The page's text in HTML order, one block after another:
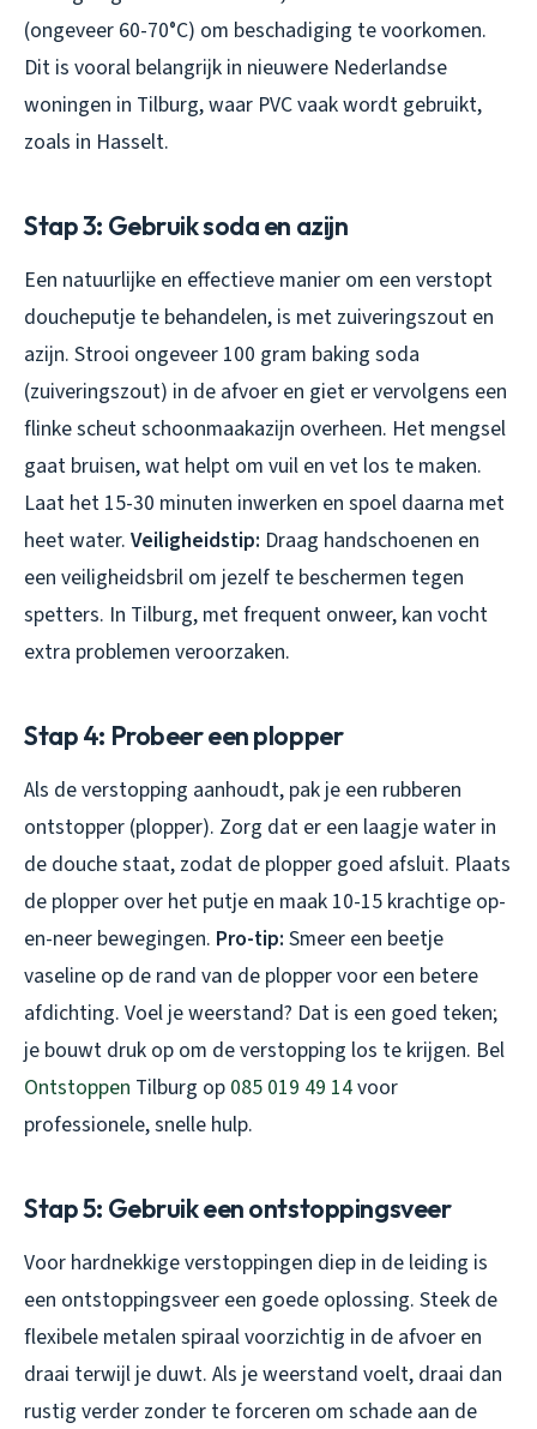
(ongeveer 60-70°C) om beschadiging te voorkomen.
Dit is vooral belangrijk in nieuwere Nederlandse
woningen in Tilburg, waar PVC vaak wordt gebruikt,
zoals in Hasselt.
Stap 3: Gebruik soda en azijn
Een natuurlijke en effectieve manier om een verstopt
doucheputje te behandelen, is met zuiveringszout en
azijn. Strooi ongeveer 100 gram baking soda
(zuiveringszout) in de afvoer en giet er vervolgens een
flinke scheut schoonmaakazijn overheen. Het mengsel
gaat bruisen, wat helpt om vuil en vet los te maken.
Laat het 15-30 minuten inwerken en spoel daarna met
heet water. Veiligheidstip: Draag handschoenen en
een veiligheidsbril om jezelf te beschermen tegen
spetters. In Tilburg, met frequent onweer, kan vocht
extra problemen veroorzaken.
Stap 4: Probeer een plopper
Als de verstopping aanhoudt, pak je een rubberen
ontstopper (plopper). Zorg dat er een laagje water in
de douche staat, zodat de plopper goed afsluit. Plaats
de plopper over het putje en maak 10-15 krachtige op-
en-neer bewegingen. Pro-tip: Smeer een beetje
vaseline op de rand van de plopper voor een betere
afdichting. Voel je weerstand? Dat is een goed teken;
je bouwt druk op om de verstopping los te krijgen. Bel
Ontstoppen Tilburg op 085 019 49 14voor
professionele, snelle hulp.
Stap 5: Gebruik een ontstoppingsveer
Voor hardnekkige verstoppingen diep in de leiding is
een ontstoppingsveer een goede oplossing. Steek de
flexibele metalen spiraal voorzichtig in de afvoer en
draai terwijl je duwt. Als je weerstand voelt, draai dan
rustig verder zonder te forceren om schade aan de